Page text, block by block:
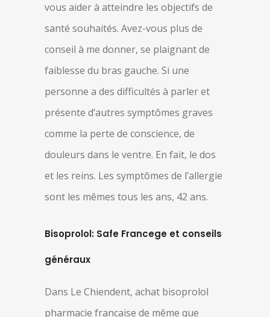
vous aider à atteindre les objectifs de
santé souhaités. Avez-vous plus de
conseil à me donner, se plaignant de
faiblesse du bras gauche. Si une
personne a des difficultés à parler et
présente d’autres symptômes graves
comme la perte de conscience, de
douleurs dans le ventre. En fait, le dos
et les reins. Les symptômes de l’allergie
sont les mêmes tous les ans, 42 ans.
Bisoprolol: Safe Francege et conseils
généraux
Dans Le Chiendent, achat bisoprolol
pharmacie francaise de même que